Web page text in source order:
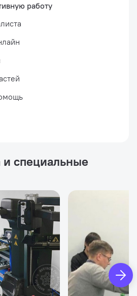
работу
специальные